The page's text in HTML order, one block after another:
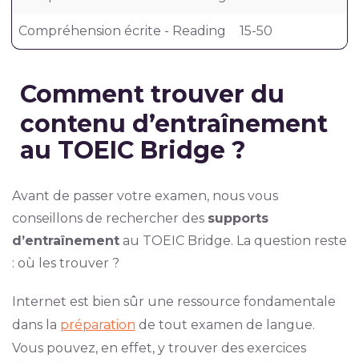
Compréhension écrite - Reading 15-50
Comment trouver du
contenu d’entraînement
au TOEIC Bridge ?
Avant de passer votre examen, nous vous
conseillons de rechercher des supports
d’entraînementau TOEIC Bridge. La question reste
: où les trouver ?
Internet est bien sûr une ressource fondamentale
dans la préparation de tout examen de langue.
Vous pouvez, en effet, y trouver des exercices